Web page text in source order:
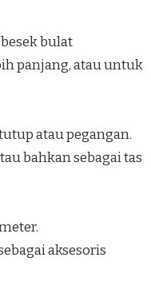
bulat
panjang, atau untuk
atau pegangan.
bahkan sebagai tas
aksesoris